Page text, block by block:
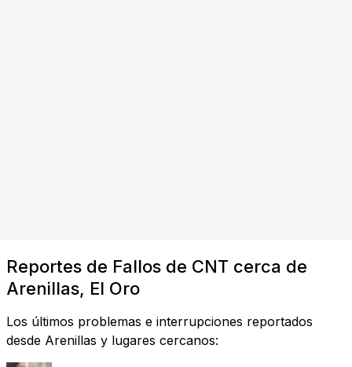
Reportes de Fallos de CNT cerca de
Arenillas, El Oro
Los últimos problemas e interrupciones reportados
desde Arenillas y lugares cercanos: